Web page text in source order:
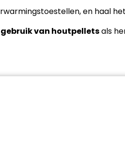
en haal
van houtpelletsals